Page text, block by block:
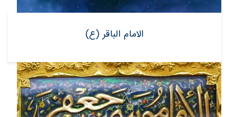
الامام الباقر (ع)